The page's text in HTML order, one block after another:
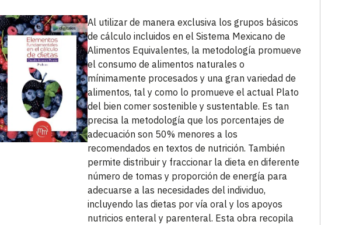
Al utilizar de manera exclusiva los grupos básicos
de cálculo incluidos en el Sistema Mexicano de
Alimentos Equivalentes, la metodología promueve
el consumo de alimentos naturales o
mínimamente procesados y una gran variedad de
alimentos, tal y como lo promueve el actual Plato
del bien comer sostenible y sustentable. Es tan
precisa la metodología que los porcentajes de
adecuación son 50% menores a los
recomendados en textos de nutrición. También
permite distribuir y fraccionar la dieta en diferente
número de tomas y proporción de energía para
adecuarse a las necesidades del individuo,
incluyendo las dietas por vía oral y los apoyos
nutricios enteral y parenteral. Esta obra recopila